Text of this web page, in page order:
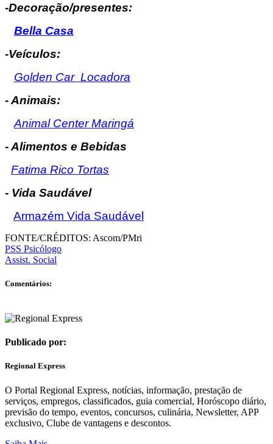
-Decoração/presentes:
Bella Casa
-Veículos:
Golden Car Locadora
- Animais:
Animal Center Maringá
- Alimentos e Bebidas
Fatima Rico Tortas
- Vida Saudável
Armazém Vida Saudável
FONTE/CRÉDITOS: Ascom/PMri
PSS Psicólogo
Assist. Social
Comentários:
Publicado por:
Regional Express
O Portal Regional Express, notícias, informação, prestação de
serviços, empregos, classificados, guia comercial, Horóscopo diário,
previsão do tempo, eventos, concursos, culinária, Newsletter, APP
exclusivo, Clube de vantagens e descontos.